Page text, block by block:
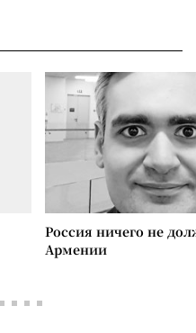
Россия ничего не
Армении